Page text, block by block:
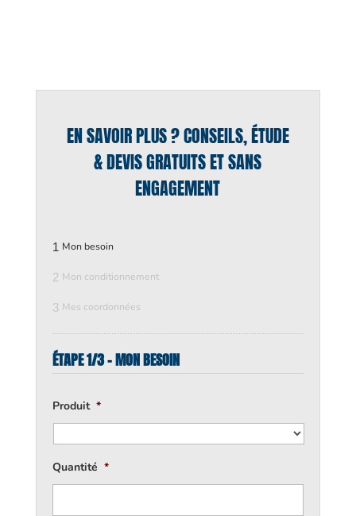
EN SAVOIR PLUS ? CONSEILS, ÉTUDE
& DEVIS GRATUITS ET SANS
ENGAGEMENT
1 Mon besoin
2 Mon conditionnement
3 Mes coordonnées
ÉTAPE 1/3 - MON BESOIN
Produit *
Quantité *